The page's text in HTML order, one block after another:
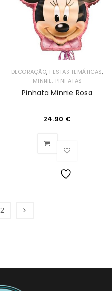
DECORAÇÃO, FESTAS TEMÁTICAS,
MINNIE, PINHATAS
Pinhata Minnie Rosa
24.90 €
2